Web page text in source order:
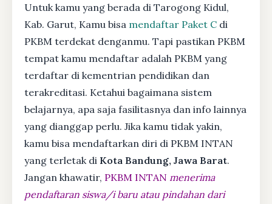
Untuk kamu yang berada di Tarogong Kidul,
Kab. Garut, Kamu bisa mendaftar Paket C di
PKBM terdekat denganmu. Tapi pastikan PKBM
tempat kamu mendaftar adalah PKBM yang
terdaftar di kementrian pendidikan dan
terakreditasi. Ketahui bagaimana sistem
belajarnya, apa saja fasilitasnya dan info lainnya
yang dianggap perlu. Jika kamu tidak yakin,
kamu bisa mendaftarkan diri di PKBM INTAN
yang terletak di Kota Bandung, Jawa Barat.
Jangan khawatir, PKBM INTAN menerima
pendaftaran siswa/i baru atau pindahan dari